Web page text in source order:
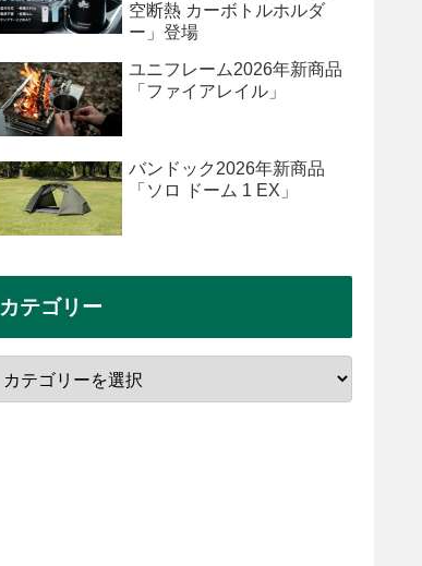
空断熱 カーボトルホルダ
ー」登場
ユニフレーム2026年新商品
「ファイアレイル」
バンドック2026年新商品
「ソロ ドーム 1 EX」
カテゴリー